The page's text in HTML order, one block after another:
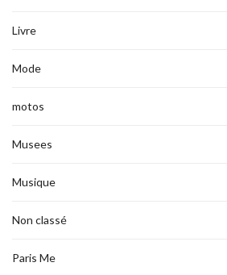
Livre
Mode
motos
Musees
Musique
Non classé
Paris Me